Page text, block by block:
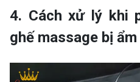
4. Cách xử lý khi
ghế massage bị ẩm